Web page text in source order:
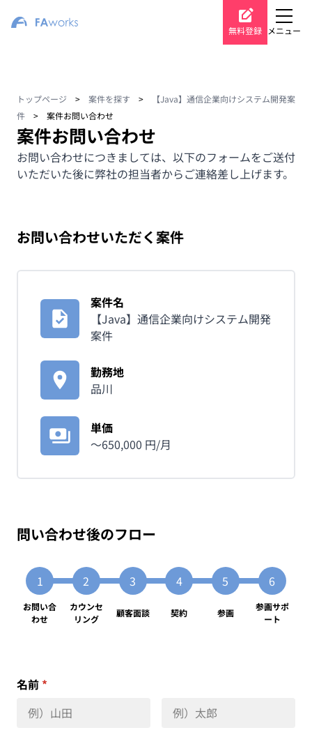
無料登録 メニュー
トップページ > 案件を探す >
【Java】通信企業向けシステム開発案
件
> 案件お問い合わせ
案件お問い合わせ
お問い合わせにつきましては、以下のフォームをご送付
いただいた後に弊社の担当者からご連絡差し上げます。
お問い合わせいただく案件
案件名
【Java】通信企業向けシステム開発
案件
勤務地
品川
単価
〜650,000 円/月
問い合わせ後のフロー
お問い合
わせ
カウンセ
リング
顧客面談 契約 参画
参画サポ
ート
名前 *